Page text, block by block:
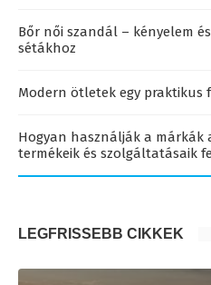
Bőr női szandál – kényelem
sétákhoz
Modern ötletek egy
Hogyan használják a márkák
termékeik és szolgáltatásaik
LEGFRISSEBB CIKKEK